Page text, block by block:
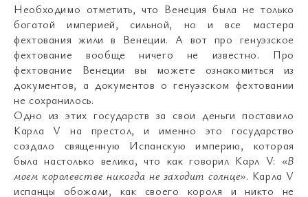
Необходимо отметить, что Венеция была не только
богатой империей, сильной, но и все мастера
фехтования жили в Венеции. А вот про генуэзское
фехтование вообще ничего не известно. Про
фехтование Венеции вы можете ознакомиться из
документов, а документов о генуэзском фехтовании
не сохранилось.
Одно из этих государств за свои деньги поставило
Карла V на престол, и именно это государство
создало священную Испанскую империю, которая
была настолько велика, что как говорил Карл V: «В
моем королевстве никогда не заходит солнце». Карла V
испанцы обожали, как своего короля и никто не